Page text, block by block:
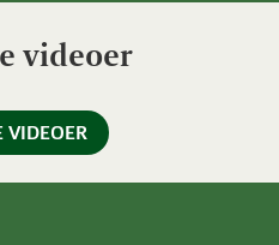
videoer
VIDEOER